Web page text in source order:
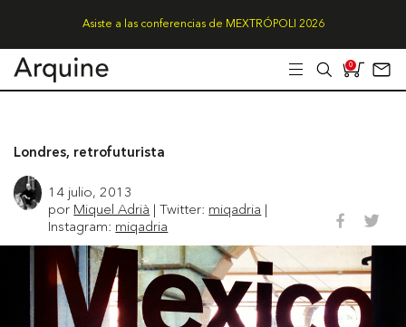
Asiste a las conferencias de MEXTRÓPOLI 2026
0
Londres, retrofuturista
14 julio, 2013
por Miquel Adrià | Twitter: miqadria |
Instagram: miqadria